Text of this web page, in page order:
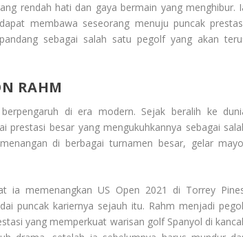
rendah hati dan gaya bermain yang menghibur.
membawa seseorang menuju puncak
sebagai salah satu pegolf yang akan
RAHM
di era modern. Sejak beralih ke
besar yang mengukuhkannya sebagai
di berbagai turnamen besar, gelar
ia memenangkan US Open 2021 di Torrey
puncak kariernya sejauh itu. Rahm menjadi
yang memperkuat warisan golf Spanyol di